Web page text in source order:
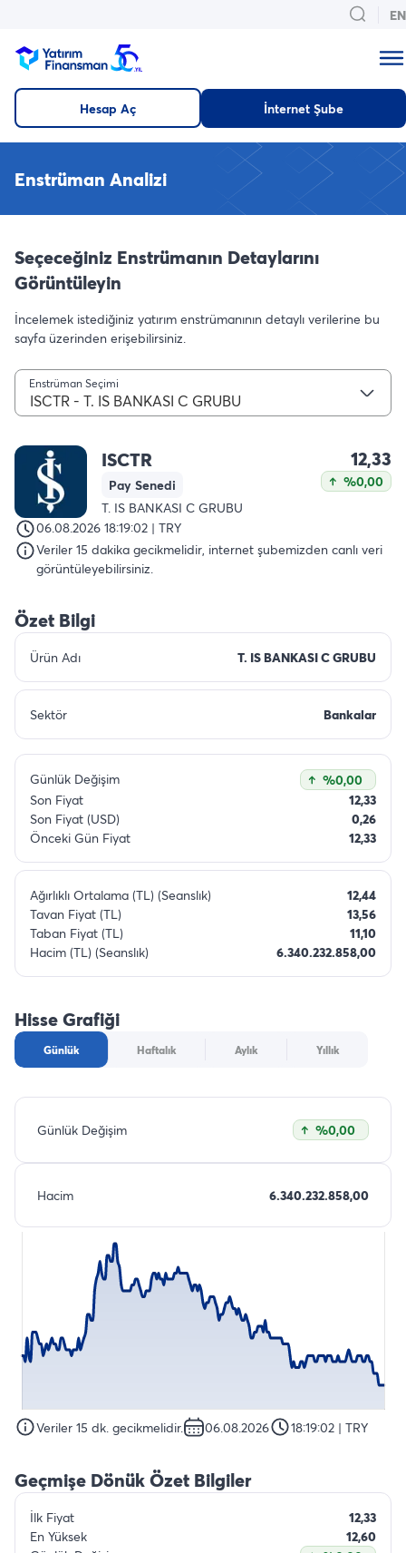
EN
Hesap Aç İnternet Şube
Enstrüman Analizi
Seçeceğiniz Enstrümanın Detaylarını
Görüntüleyin
İncelemek istediğiniz yatırım enstrümanının detaylı verilerine bu
sayfa üzerinden erişebilirsiniz.
Enstrüman Seçimi
ISCTR - T. IS BANKASI C GRUBU
ISCTR
Pay Senedi
T. IS BANKASI C GRUBU
12,33
%0,00
06.08.2026 18:19:02 | TRY
Veriler 15 dakika gecikmelidir, internet şubemizden canlı veri
görüntüleyebilirsiniz.
Özet Bilgi
Ürün Adı T. IS BANKASI C GRUBU
Sektör Bankalar
Günlük Değişim
%0,00
Son Fiyat
12,33
Son Fiyat (USD)
0,26
Önceki Gün Fiyat
12,33
Ağırlıklı Ortalama (TL) (Seanslık)
12,44
Tavan Fiyat (TL)
13,56
Taban Fiyat (TL)
11,10
Hacim (TL) (Seanslık)
6.340.232.858,00
Hisse Grafiği
Günlük Haftalık Aylık Yıllık
Günlük Değişim %0,00
Hacim 6.340.232.858,00
Veriler 15 dk. gecikmelidir. 06.08.2026 18:19:02 | TRY
Geçmişe Dönük Özet Bilgiler
İlk Fiyat
12,33
En Yüksek
12,60